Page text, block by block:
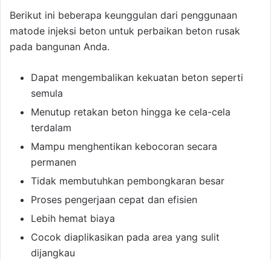
Berikut ini beberapa keunggulan dari penggunaan
matode injeksi beton untuk perbaikan beton rusak
pada bangunan Anda.
Dapat mengembalikan kekuatan beton seperti
semula
Menutup retakan beton hingga ke cela-cela
terdalam
Mampu menghentikan kebocoran secara
permanen
Tidak membutuhkan pembongkaran besar
Proses pengerjaan cepat dan efisien
Lebih hemat biaya
Cocok diaplikasikan pada area yang sulit
dijangkau